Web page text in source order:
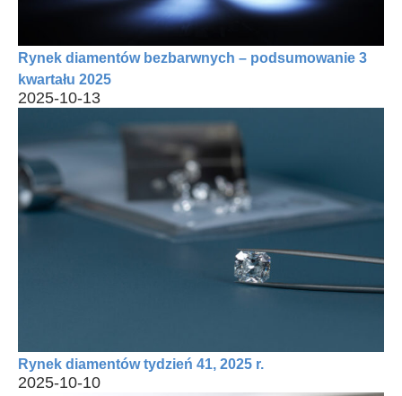
Rynek diamentów bezbarwnych – podsumowanie 3
kwartału 2025
2025-10-13
Rynek diamentów tydzień 41, 2025 r.
2025-10-10